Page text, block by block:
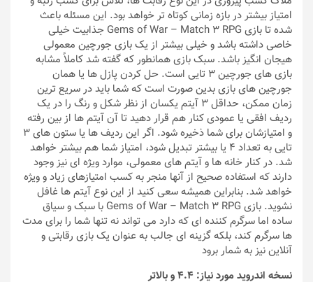
امتیاز بیشتر در بازه زمانی کوتاه تر خواهد بود. این مسئله باعث
شده تا بازی Gems of War – Match 3 RPG جذابیت خیلی
خاصی داشته باشد و خیلی بیشتر از یک بازی جورچین معمولی
هیجان انگیز باشد. سبک بازی همانطور که گفته شد کاملاً مشابه
بازی های جورچین 3 تایی است. حل کردن پازل ها یا همان
جورچین های بازی بدین صورت است که شما باید در سریع ترین
زمان ممکن، حداقل 3 آیتم یکسان از نظر شکل و رنگ را در یک
ردیف افقی یا عمودی کنار هم قرار دهید تا آن آیتم ها از بین رفته
و امتیازشان برای شما ذخیره شود. اگر این ردیف ها یا ستون های 3
تایی به تعداد 4 یا بیشتر تبدیل شود، امتیاز شما هم بیشتر خواهد
شد. در کنار خانه ها و آیتم های معمولی، موارد ویژه ای نیز وجود
دارند که استفاده صحیح از آنها منجر به کسب امتیازهای زیاد و ویژه
خواهد شد. بنابراین همیشه سعی کنید از این نوع آیتم ها غافل
نشوید. بازی Gems of War – Match 3 RPG با سبک و سیاق
ساده اما سرگرم کننده ای که دارد می تواند نه تنها شما را برای مدت
ها سرگرم کند، بلکه گزینه ای جالب به عنوان یک بازی رقابتی و
آنلاین نیز به شمار برود
نسخه اندروید مورد نیاز: 4.4 و بالاتر